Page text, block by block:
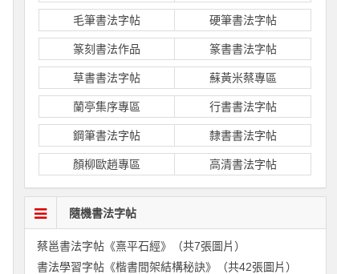
毛筆書法字帖 硬筆書法字帖
篆刻書法作品 篆書書法字帖
草書書法字帖 蘇黃米蔡專區
蘭亭集序專區 行書書法字帖
鋼筆書法字帖 隸書書法字帖
顏柳歐趙專區 高清書法字帖
隨機書法字帖
蔡邕書法字帖《熹平石經》（共7張圖片）
書法學習字帖《楷書間架結構秘訣》（共42張圖片）